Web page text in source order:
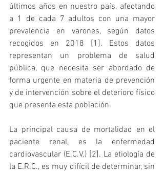
últimos años en nuestro país, afectando
a 1 de cada 7 adultos con una mayor
prevalencia en varones, según datos
recogidos en 2018 [1]. Estos datos
representan un problema de salud
pública, que necesita ser abordado de
forma urgente en materia de prevención
y de intervención sobre el deterioro físico
que presenta esta población.
La principal causa de mortalidad en el
paciente renal, es la enfermedad
cardiovascular (E.C.V.) [2]. La etiología de
la E.R.C., es muy difícil de determinar, sin